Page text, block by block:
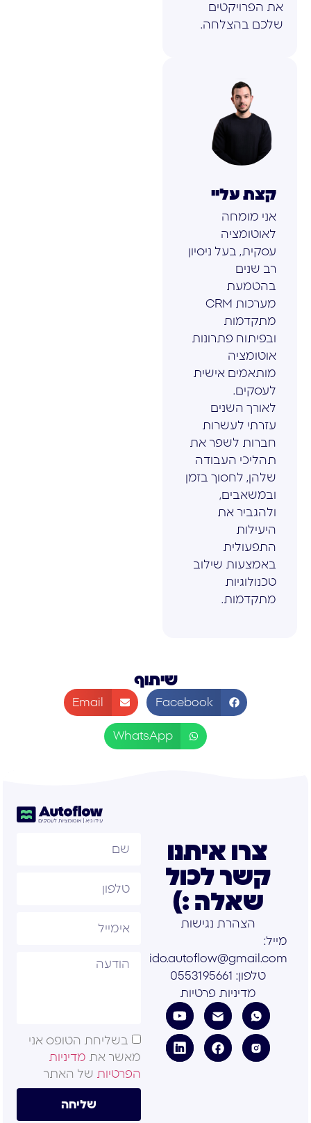
את הפרויקטים
שלכם בהצלחה.
קצת עליי
אני מומחה
לאוטומציה
עסקית, בעל ניסיון
רב שנים
בהטמעת
מערכות CRM
מתקדמות
ובפיתוח פתרונות
אוטומציה
מותאמים אישית
לעסקים.
לאורך השנים
עזרתי לעשרות
חברות לשפר את
תהליכי העבודה
שלהן, לחסוך בזמן
ובמשאבים,
ולהגביר את
היעילות
התפעולית
באמצעות שילוב
טכנולוגיות
מתקדמות.
שיתוף
Facebook
Email
WhatsApp
צרו איתנו
קשר לכול
שאלה :)
הצהרת נגישות
מייל:
ido.autoflow@gmail.com
טלפון: 0553195661
מדיניות פרטיות
בשליחת הטופס אני
מאשר את מדיניות
הפרטיות של האתר
שליחה